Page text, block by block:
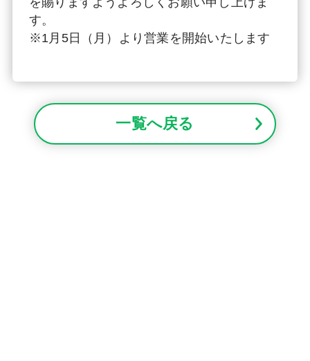
す。
※1月5日（月）より営業を開始いたします
一覧へ戻る